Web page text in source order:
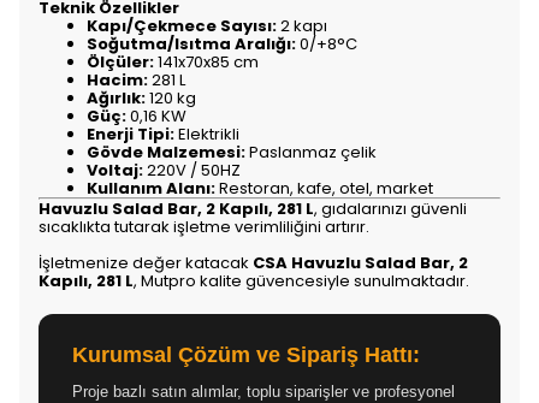
Teknik Özellikler
Kapı/Çekmece Sayısı:2 kapı
Soğutma/Isıtma Aralığı:0/+8°C
Ölçüler:141x70x85 cm
Hacim:281 L
Ağırlık:120 kg
Güç:0,16 KW
Enerji Tipi:Elektrikli
Gövde Malzemesi:Paslanmaz çelik
Voltaj:220V / 50HZ
Kullanım Alanı:Restoran, kafe, otel, market
Havuzlu Salad Bar, 2 Kapılı, 281 L, gıdalarınızı güvenli
sıcaklıkta tutarak işletme verimliliğini artırır.
İşletmenize değer katacak CSA Havuzlu Salad Bar, 2
Kapılı, 281 L, Mutpro kalite güvencesiyle sunulmaktadır.
Kurumsal Çözüm ve Sipariş Hattı:
Proje bazlı satın alımlar, toplu siparişler ve profesyonel